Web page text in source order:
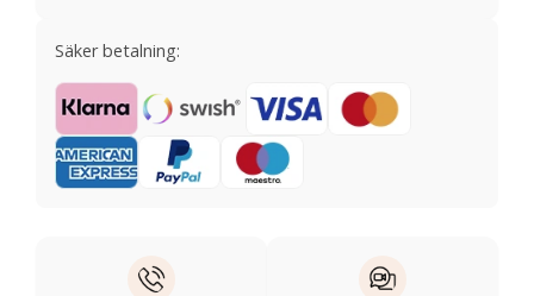
Säker betalning: